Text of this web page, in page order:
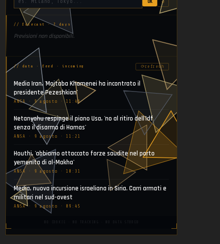
OK ↺
// forecast · 7 days
Previsioni non disponibili.
// data · feed · incoming ⟳refresh
Media Iran, 'Mojtaba Khamenei ha incontrato il
presidente Pezeshkian'
ANSA · 9 agosto · 11:46
Netanyahu respinge il piano Usa, 'no al ritiro dell'Idf
senza il disarmo di Hamas'
ANSA · 9 agosto · 11:21
Houthi, 'abbiamo attaccato forze saudite nel porto
yemenita di al-Makha'
ANSA · 9 agosto · 10:31
Media, nuova incursione israeliana in Siria. Carri armati e
militari nel sud-ovest
ANSA · 9 agosto · 09:45